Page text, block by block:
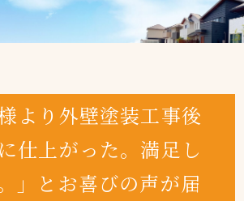
より外壁塗装工事後
仕上がった。満足し
」とお喜びの声が届